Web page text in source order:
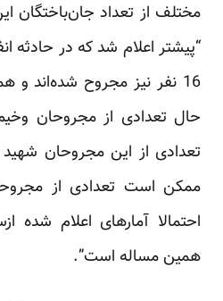
مختلف از تعداد جان‌باختگان
16 نفر نیز مجروح شده‌اند
حال تعدادی از مجروحان
تعدادی از این مجروحان
ممکن است تعدادی از
احتمالا آمارهای اعلام شده
همین مساله است”.